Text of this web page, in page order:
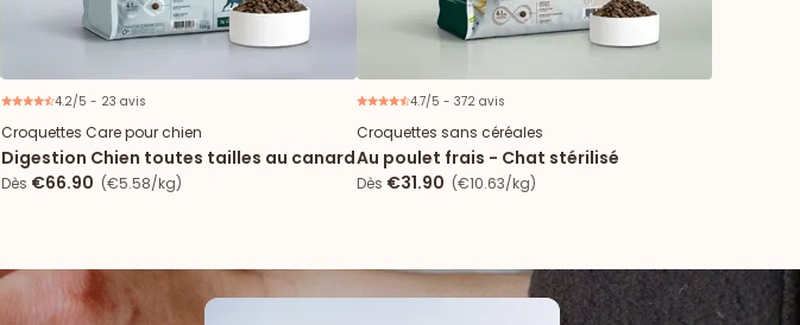
4.2/5 - 23 avis
Croquettes Care pour chien
Digestion Chien toutes tailles au canard
Dès €66.90 (€5.58/kg)
4.7/5 - 372 avis
Croquettes sans céréales
Au poulet frais - Chat stérilisé
Dès €31.90 (€10.63/kg)